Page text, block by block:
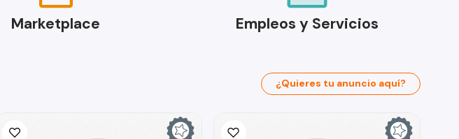
Marketplace Empleos y Servicios
¿Quieres tu anuncio aquí?